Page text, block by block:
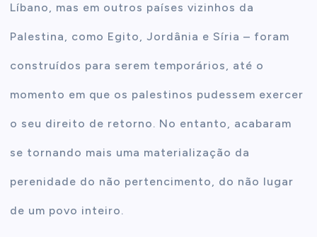
Líbano, mas em outros países vizinhos da
Palestina, como Egito, Jordânia e Síria – foram
construídos para serem temporários, até o
momento em que os palestinos pudessem exercer
o seu direito de retorno. No entanto, acabaram
se tornando mais uma materialização da
perenidade do não pertencimento, do não lugar
de um povo inteiro.